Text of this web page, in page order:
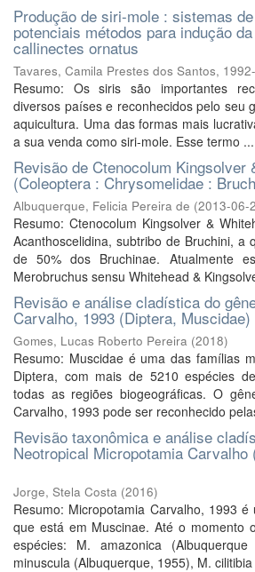
Produção de siri-mole : sistemas
potenciais métodos para indução
callinectes ornatus
Tavares, Camila Prestes dos Santos, 1992-
Resumo: Os siris são importantes
diversos países e reconhecidos pelo seu
aquicultura. Uma das formas mais
a sua venda como siri-mole. Esse termo ...
Revisão de Ctenocolum Kingsolver
(Coleoptera : Chrysomelidae :
Albuquerque, Felicia Pereira de (2013-06-
Resumo: Ctenocolum Kingsolver &
Acanthoscelidina, subtribo de Bruchini, a
de 50% dos Bruchinae. Atualmente
Merobruchus sensu Whitehead &
Revisão e análise cladística do
Carvalho, 1993 (Diptera, Muscidae)
Gomes, Lucas Roberto Pereira (2018)
Resumo: Muscidae é uma das famílias
Diptera, com mais de 5210 espécies
todas as regiões biogeográficas. O
Carvalho, 1993 pode ser reconhecido
Revisão taxonômica e análise
Neotropical Micropotamia
Jorge, Stela Costa (2016)
Resumo: Micropotamia Carvalho, 1993
que está em Muscinae. Até o momento
espécies: M. amazonica
minuscula (Albuquerque, 1955), M. cilitibia